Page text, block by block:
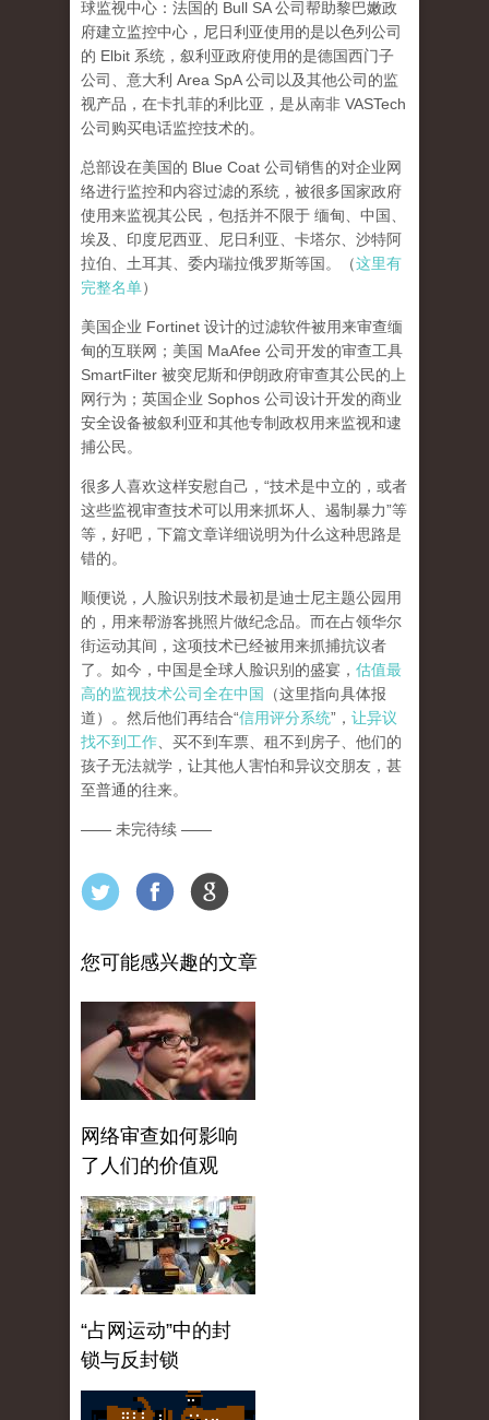
球监视中心：法国的 Bull SA 公司帮助黎巴嫩政
府建立监控中心，尼日利亚使用的是以色列公司
的 Elbit 系统，叙利亚政府使用的是德国西门子
公司、意大利 Area SpA 公司以及其他公司的监
视产品，在卡扎菲的利比亚，是从南非 VASTech
公司购买电话监控技术的。
总部设在美国的 Blue Coat 公司销售的对企业网
络进行监控和内容过滤的系统，被很多国家政府
使用来监视其公民，包括并不限于 缅甸、 中国
埃及、印度尼西亚、尼日利亚、卡塔尔、沙特阿
拉伯、土耳其、委内瑞拉俄罗斯等国。（这里有
完整名单）
美国企业 Fortinet 设计的过滤软件被用来审查缅
甸的互联网；美国 MaAfee 公司开发的审查工具
SmartFilter 被突尼斯和伊朗政府审查其公民的上
网行为；英国企业 Sophos 公司设计开发的商业
安全设备被叙利亚和其他专制政权用来监视和逮
捕公民。
很多人喜欢这样安慰自己，“技术是中立的，或者
这些监视审查技术可以用来抓坏人、遏制暴力”等
等，好吧，下篇文章详细说明为什么这种思路是
错的。
顺便说，人脸识别技术最初是迪士尼主题公园用
的，用来帮游客挑照片做纪念品。而在占领华尔
街运动其间，这项技术已经被用来抓捕抗议者
了。如今，中国是全球人脸识别的盛宴， 估值最
高的监视技术公司全在中国
（这里指向具体报
道）。然后他们再结合“信用评分系统”， 让异议
找不到工作 、买不到车票、租不到房子、他们的
孩子无法就学，让其他人害怕和异议交朋友，甚
至普通的往来。
—— 未完待续 ——
您可能感兴趣的文章
网络审查如何影响
了人们的价值观
“占网运动”中的封
锁与反封锁